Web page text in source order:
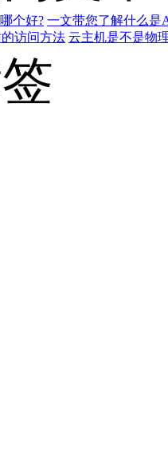
个好? 一文带您了解什么是
访问方法 云主机是不是物